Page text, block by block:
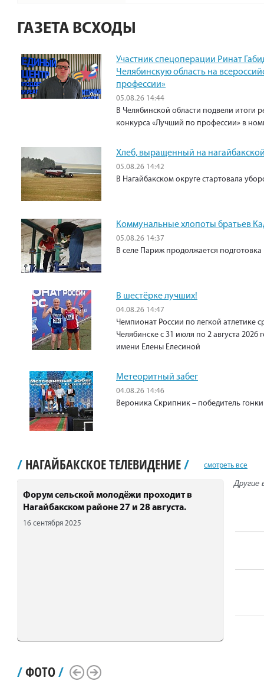
ГАЗЕТА ВСХОДЫ
Участник спецоперации Ринат
Челябинскую область на
профессии»
05.08.26 14:44
В Челябинской области подвели итоги
конкурса «Лучший по профессии» в
Хлеб, выращенный на
05.08.26 14:42
В Нагайбакском округе стартовала
Коммунальные хлопоты братьев
05.08.26 14:37
В селе Париж продолжается подготовка
В шестёрке лучших!
04.08.26 14:47
Чемпионат России по легкой атлетике
Челябинске с 31 июля по 2 августа 2026
имени Елены Елесиной
Метеоритный забег
04.08.26 14:46
Вероника Скрипник – победитель
/ НАГАЙБАКСКОЕ ТЕЛЕВИДЕНИЕ/ смотреть все
Форум сельской молодёжи проходит в
Нагайбакском районе 27 и 28 августа.
16 сентября 2025
Другие
/ФОТО/